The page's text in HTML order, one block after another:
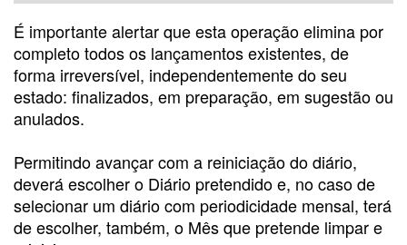
É importante alertar que esta operação elimina por
completo todos os lançamentos existentes, de
forma irreversível, independentemente do seu
estado: finalizados, em preparação, em sugestão ou
anulados.
Permitindo avançar com a reiniciação do diário,
deverá escolher o Diário pretendido e, no caso de
selecionar um diário com periodicidade mensal, terá
de escolher, também, o Mês que pretende limpar e